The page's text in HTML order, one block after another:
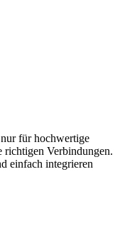
für hochwertige
richtigen Verbindungen.
einfach integrieren